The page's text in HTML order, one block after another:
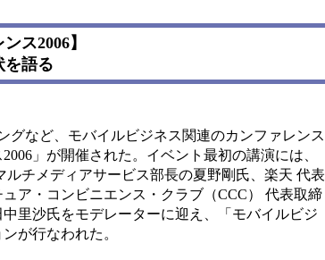
ス2006】
を語る
など、モバイルビジネス関連のカンファレンス
」が開催された。イベント最初の講演には、
チメディアサービス部長の夏野剛氏、楽天 代表
ア・コンビニエンス・クラブ（CCC） 代表取締
里沙氏をモデレーターに迎え、「モバイルビジ
が行なわれた。